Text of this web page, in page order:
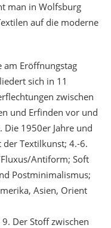
man in Wolfsburg
auf die moderne
am Eröffnungstag
sich in 11
zwischen
und Erfinden vor und
Die 1950er Jahre und
Textilkunst; 4.-6.
Antiform; Soft
Postminimalismus;
Asien, Orient
Der Stoff zwischen